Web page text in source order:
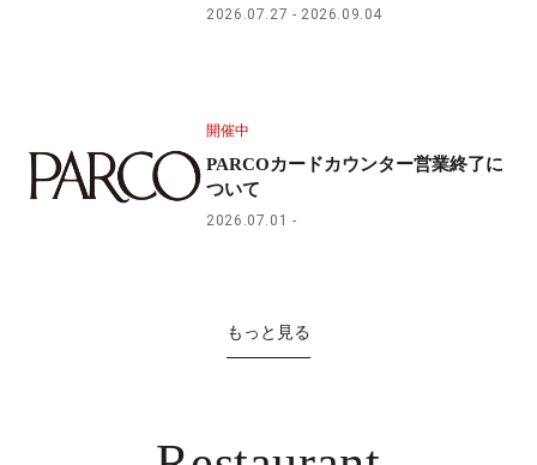
2026.07.27 2026.09.04
開催中
PARCOカードカウンター営業終了に
ついて
2026.07.01
もっと見る